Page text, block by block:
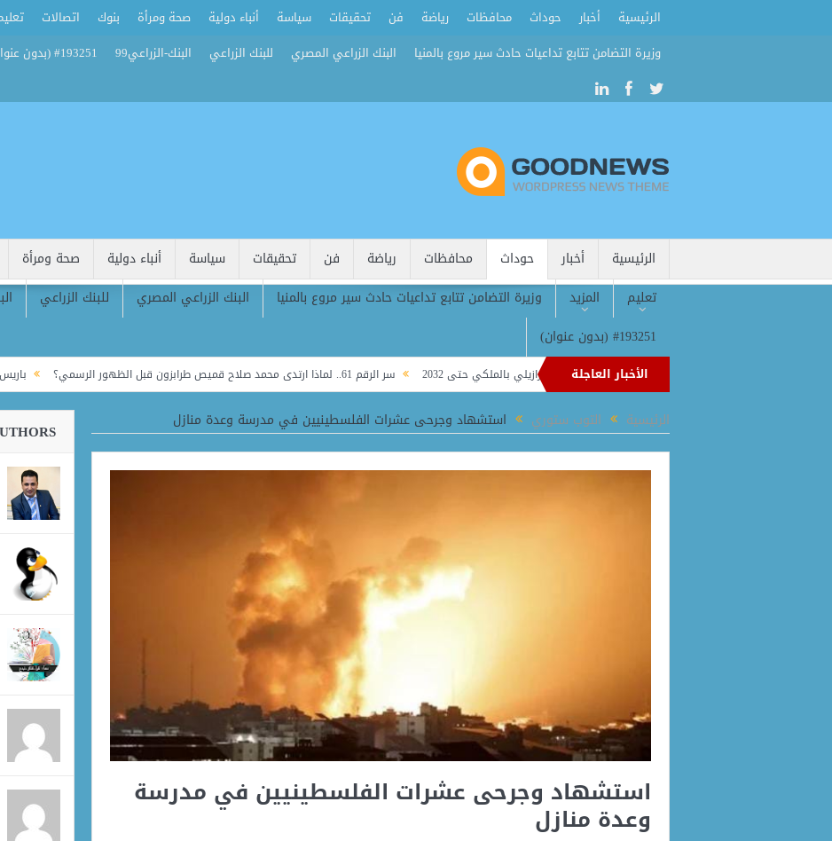
الرئيسية أخبار حوداث محافظات رياضة فن تحقيقات سياسة أنباء دولية صحة ومرأة بنوك اتصالات
وزيرة التضامن تتابع تداعيات حادث سير مروع بالمنيا
البنك الزراعي المصري للبنك الزراعي البنك-الزراعي99 #193251 (بدون عنوان)
الرئيسية أخبار حوداث محافظات رياضة فن تحقيقات سياسة أنباء دولية صحة ومرأة
تعليم
المزيد وزيرة التضامن تتابع تداعيات حادث سير مروع بالمنيا البنك الزراعي المصري للبنك الزراعي
#193251 (بدون عنوان)
الأخبار العاجلة
يغلق ملف فينيسيوس.. عقد جديد يربط النجم البرازيلي بالملكي حتى 2032 سر الرقم 61.. لماذا ارتدى محمد صلاح قميص طرابزون قبل الظهور الرسمي؟ باريس سان
الرئيسية التوب ستوري استشهاد وجرحى عشرات الفلسطينيين في مدرسة وعدة منازل
استشهاد وجرحى عشرات الفلسطينيين في مدرسة
وعدة منازل